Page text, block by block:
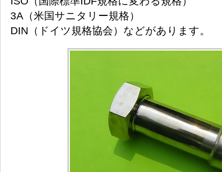
3A（米国サニタリー規格）
DIN（ドイツ規格協会）などがあります。